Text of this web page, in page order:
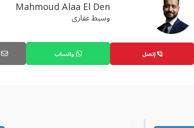
Mahmoud Alaa El Den
وسيط عقارى
إتصل واتساب